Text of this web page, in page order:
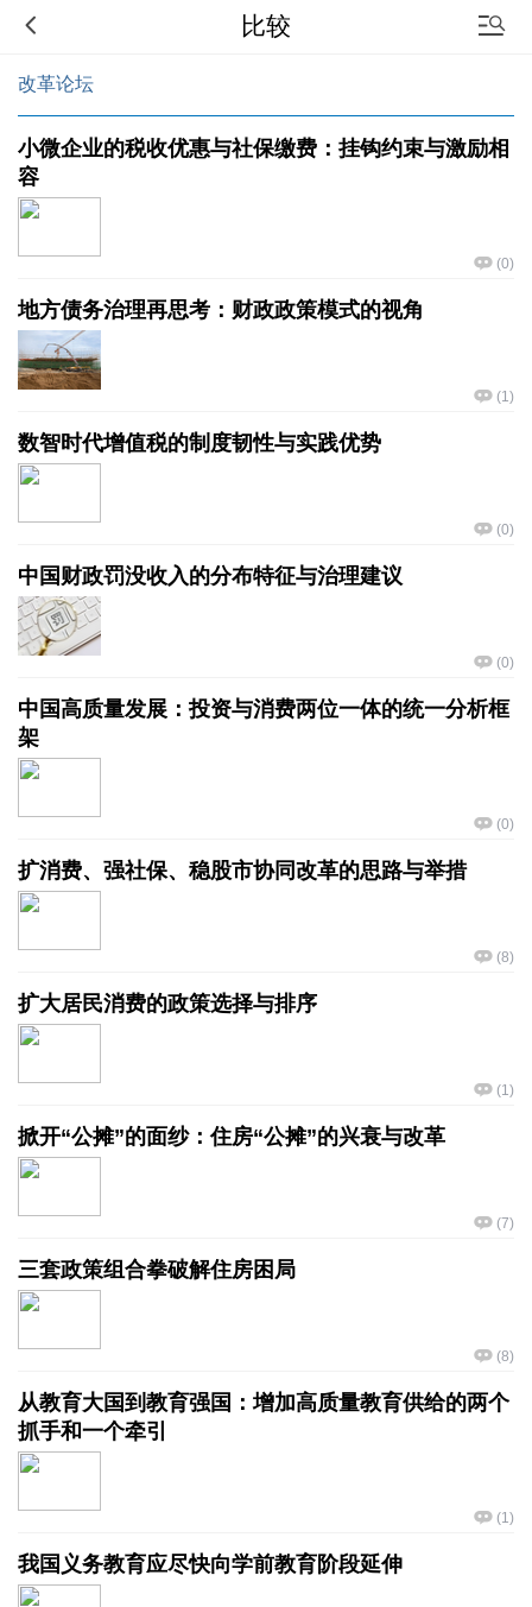
比较
改革论坛
小微企业的税收优惠与社保缴费：挂钩约束与激励相
容
(0)
地方债务治理再思考：财政政策模式的视角
(1)
数智时代增值税的制度韧性与实践优势
(0)
中国财政罚没收入的分布特征与治理建议
(0)
中国高质量发展：投资与消费两位一体的统一分析框
架
(0)
扩消费、强社保、稳股市协同改革的思路与举措
(8)
扩大居民消费的政策选择与排序
(1)
掀开“公摊”的面纱：住房“公摊”的兴衰与改革
(7)
三套政策组合拳破解住房困局
(8)
从教育大国到教育强国：增加高质量教育供给的两个
抓手和一个牵引
(1)
我国义务教育应尽快向学前教育阶段延伸